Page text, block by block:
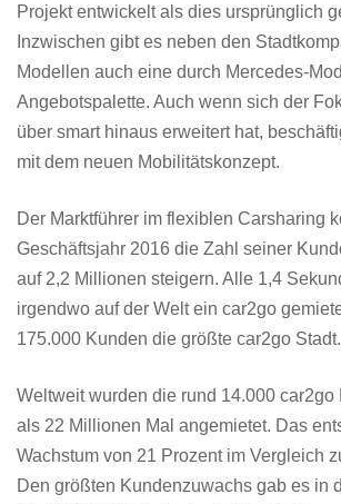
Projekt entwickelt als dies ursprünglich
Inzwischen gibt es neben den
Modellen auch eine durch Mercedes-
Angebotspalette. Auch wenn sich der
über smart hinaus erweitert hat,
mit dem neuen Mobilitätskonzept.
Der Marktführer im flexiblen Carsharing
Geschäftsjahr 2016 die Zahl seiner
auf 2,2 Millionen steigern. Alle 1,4
irgendwo auf der Welt ein car2go
175.000 Kunden die größte car2go Stadt.
Weltweit wurden die rund 14.000 car2go
als 22 Millionen Mal angemietet. Das
Wachstum von 21 Prozent im Vergleich
Den größten Kundenzuwachs gab es in